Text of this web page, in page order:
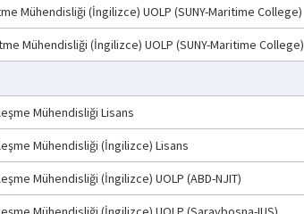
Mühendisliği (İngilizce) UOLP (SUNY-Maritime College)
Mühendisliği (İngilizce) UOLP (SUNY-Maritime College)
Mühendisliği Lisans
Mühendisliği (İngilizce) Lisans
Mühendisliği (İngilizce) UOLP (ABD-NJIT)